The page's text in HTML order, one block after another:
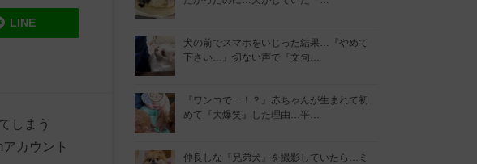
LINE
しまう
カウント
犬の前でスマホをいじった結果…『やめて
下さい…』切ない声で『文句…
『ワンコで…！？』赤ちゃんが生まれて初
めて『大爆笑』した理由…平…
仲良しな『兄弟犬』を撮影していたら…ミ